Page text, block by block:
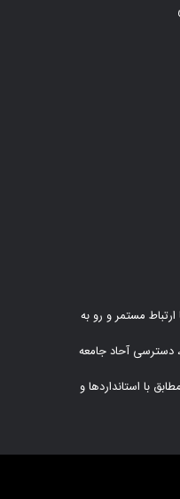
مستمر و رو به
دسترسی آحاد جامعه
با استانداردها و